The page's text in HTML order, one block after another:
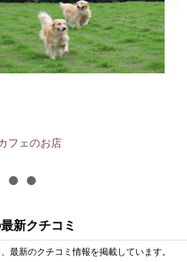
フェのお店
新クチコミ
最新のクチコミ情報を掲載しています。